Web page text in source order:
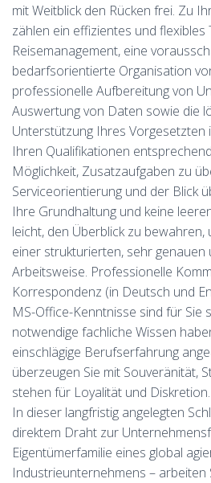
mit Weitblick den Rücken frei. Zu
zählen ein effizientes und flexibles
Reisemanagement, eine
bedarfsorientierte Organisation
professionelle Aufbereitung von
Auswertung von Daten sowie die
Unterstützung Ihres Vorgesetzten
Ihren Qualifikationen
Möglichkeit, Zusatzaufgaben zu
Serviceorientierung und der Blick
Ihre Grundhaltung und keine
leicht, den Überblick zu bewahren,
einer strukturierten, sehr genauen
Arbeitsweise. Professionelle
Korrespondenz (in Deutsch und
MS-Office-Kenntnisse sind für Sie
notwendige fachliche Wissen
einschlägige Berufserfahrung
überzeugen Sie mit Souveränität,
stehen für Loyalität und Diskretion.
In dieser langfristig angelegten
direktem Draht zur
Eigentümerfamilie eines global
Industrieunternehmens – arbeiten